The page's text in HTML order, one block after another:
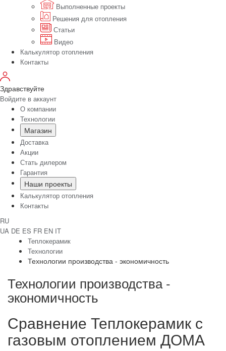
Выполненные проекты
Решения для отопления
Статьи
Видео
Калькулятор отопления
Контакты
Здравствуйте
Войдите в аккаунт
О компании
Технологии
Магазин
Доставка
Акции
Стать дилером
Гарантия
Наши проекты
Калькулятор отопления
Контакты
RU
UA DE ES FR EN IT
Теплокерамик
Технологии
Технологии производства - экономичность
Технологии производства -
экономичность
Сравнение Теплокерамик с
газовым отоплением ДОМА